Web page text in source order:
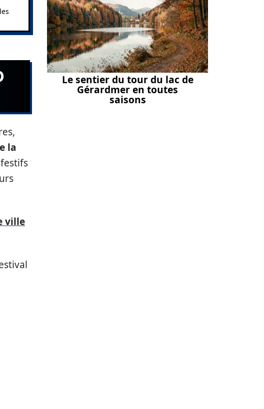
la
ville
Le sentier du tour du lac de
Gérardmer en toutes
saisons